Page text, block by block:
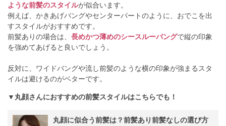
ような前髪のスタイルが似合います。
例えば、かきあげバングやセンターパートのように、おでこを出
すスタイルがおすすめです。
前髪ありの場合は、 長めかつ薄めのシースルーバングで縦の印象
を強めてあげると良いでしょう。
反対に、ワイドバングや流し前髪のような横の印象が強まるスタ
イルは避けるのがベターです。
▼丸顔さんにおすすめの前髪スタイルはこちらでも！
丸顔に似合う前髪は？前髪あり前髪なしの選び方